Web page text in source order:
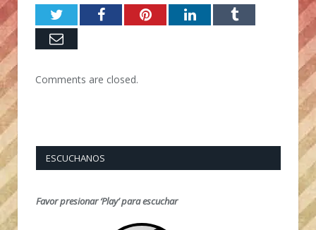
TwitterFacebookPinterestLinkedInTumblr
Email
Comments are closed.
ESCUCHANOS
Favor presionar ‘Play’ para escuchar